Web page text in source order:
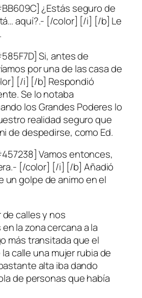
¿Estás seguro de
aquí?.- [/color] [/i] [/b] Le
Si, antes de
por una de las casa de
[/i] [/b] Respondió
Se lo notaba
los Grandes Poderes lo
realidad seguro que
de despedirse, como Ed.
Vamos entonces,
[/color] [/i] [/b] Añadió
un golpe de animo en el
de calles y nos
la zona cercana a la
más transitada que el
calle una mujer rubia de
alta iba dando
de personas que había